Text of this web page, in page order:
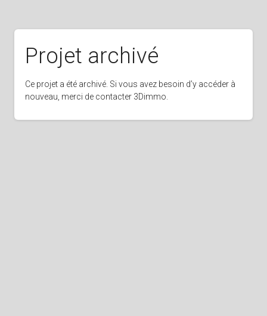
Projet archivé
Ce projet a été archivé. Si vous avez besoin d’y accéder à
nouveau, merci de contacter 3Dimmo.